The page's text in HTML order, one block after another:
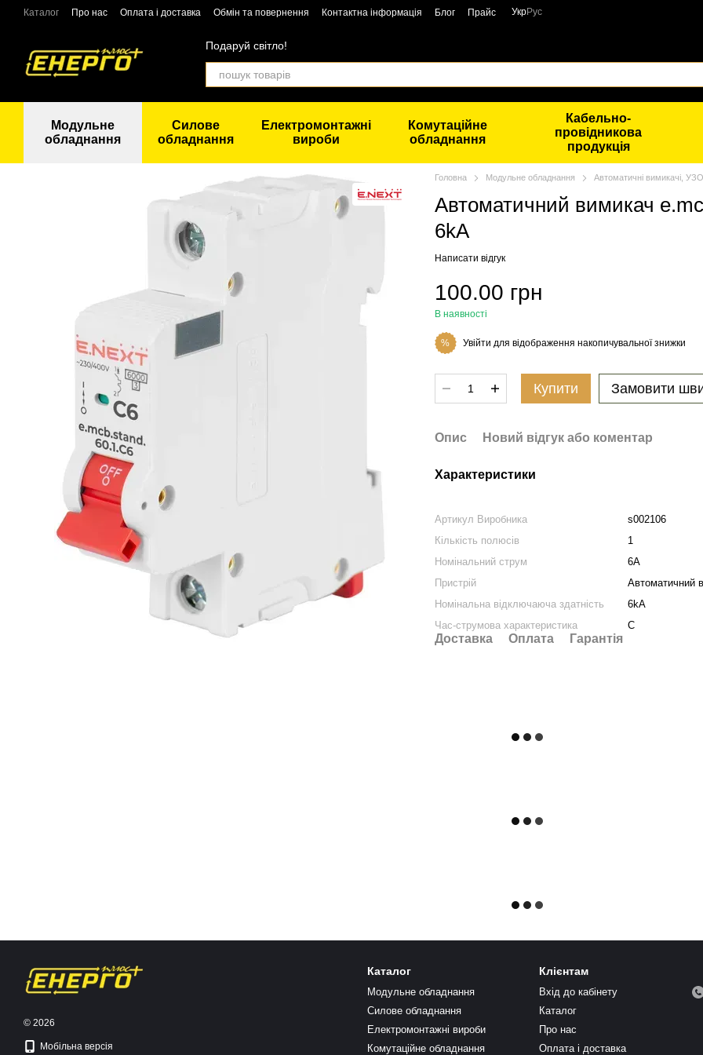
Перейти до основного контенту
Каталог Про нас Оплата і доставка Обмін та повернення Контактна інформація Блог Прайс УкрРус
Подаруй світло!
Модульне
обладнання
Силове
обладнання
Електромонтажні
вироби
Комутаційне
обладнання
Кабельно-
провідникова
продукція
Головна Модульне обладнання Автоматичні вимикачі, УЗО
Автоматичний вимикач
6kA
Написати відгук
100.00 грн
В наявності
% Увійти для відображення накопичувальної знижки
Купити Замовити
Опис Новий відгук або коментар
Характеристики
Артикул Виробника
s002106
Кількість полюсів
1
Номінальний струм
6A
Пристрій
Автоматичний
Номінальна відключаюча здатність
6kA
Час-струмова характеристика
C
Доставка Оплата Гарантія
© 2026
Мобільна версія
Каталог
Модульне обладнання
Силове обладнання
Електромонтажні вироби
Комутаційне обладнання
Клієнтам
Вхід до кабінету
Каталог
Про нас
Оплата і доставка